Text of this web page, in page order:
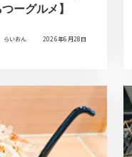
ーグルメ】
らいおん 2026年6月28日